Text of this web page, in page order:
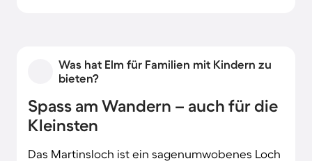
Was hat Elm für Familien mit Kindern zu
bieten?
Spass am Wandern – auch für die
Kleinsten
Das Martinsloch ist ein sagenumwobenes Loch